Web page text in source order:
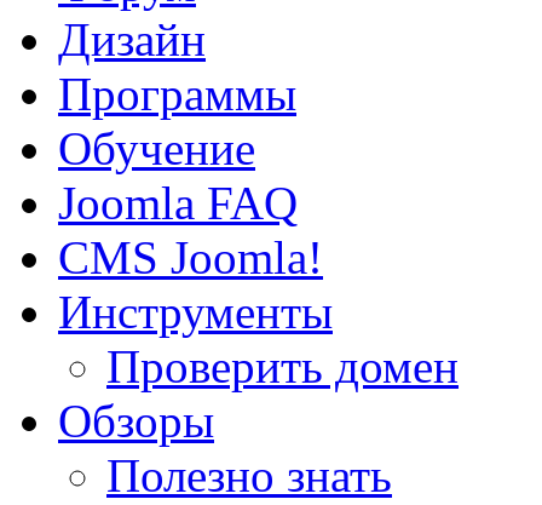
Дизайн
Программы
Обучение
Joomla FAQ
CMS Joomla!
Инструменты
Проверить домен
Обзоры
Полезно знать